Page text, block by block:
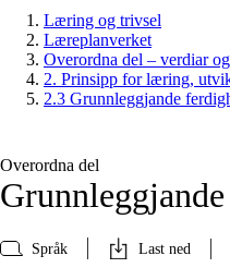
Læring og trivsel
Læreplanverket
Overordna del – verdiar
2. Prinsipp for læring,
2.3 Grunnleggjande
Overordna del
Språk Last ned